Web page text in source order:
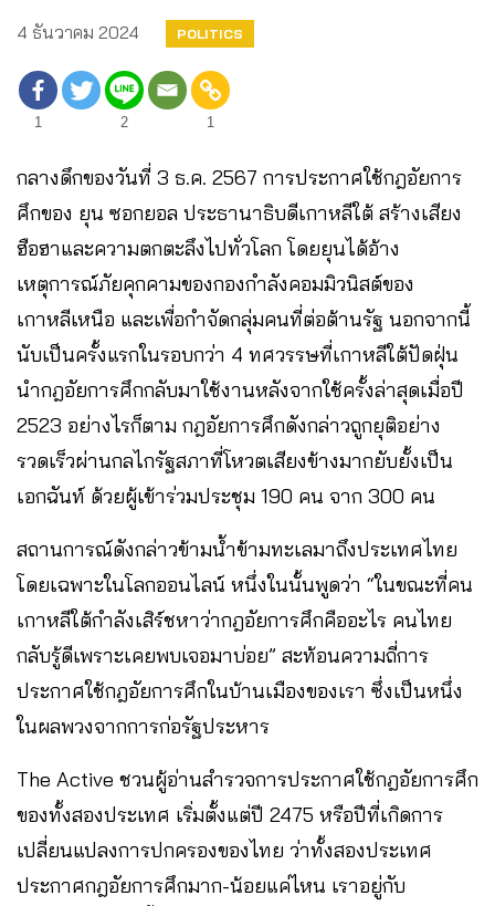
4 ธันวาคม 2024 POLITICS
1 2 1
กลางดึกของวันที่ 3 ธ.ค. 2567 การประกาศใช้กฎอัยการ
ศึกของ ยุน ซอกยอล ประธานาธิบดีเกาหลีใต้ สร้างเสียง
ฮือฮาและความตกตะลึงไปทั่วโลก โดยยุนได้อ้าง
เหตุการณ์ภัยคุกคามของกองกำลังคอมมิวนิสต์ของ
เกาหลีเหนือ และเพื่อกำจัดกลุ่มคนที่ต่อต้านรัฐ นอกจากนี้
นับเป็นครั้งแรกในรอบกว่า 4 ทศวรรษที่เกาหลีใต้ปัดฝุ่น
นำกฎอัยการศึกกลับมาใช้งานหลังจากใช้ครั้งล่าสุดเมื่อปี
2523 อย่างไรก็ตาม กฎอัยการศึกดังกล่าวถูกยุติอย่าง
รวดเร็วผ่านกลไกรัฐสภาที่โหวตเสียงข้างมากยับยั้งเป็น
เอกฉันท์ ด้วยผู้เข้าร่วมประชุม 190 คน จาก 300 คน
สถานการณ์ดังกล่าวข้ามน้ำข้ามทะเลมาถึงประเทศไทย
โดยเฉพาะในโลกออนไลน์ หนึ่งในนั้นพูดว่า “ในขณะที่คน
เกาหลีใต้กำลังเสิร์ชหาว่ากฎอัยการศึกคืออะไร คนไทย
กลับรู้ดีเพราะเคยพบเจอมาบ่อย” สะท้อนความถี่การ
ประกาศใช้กฎอัยการศึกในบ้านเมืองของเรา ซึ่งเป็นหนึ่ง
ในผลพวงจากการก่อรัฐประหาร
The Active ชวนผู้อ่านสำรวจการประกาศใช้กฎอัยการศึก
ของทั้งสองประเทศ เริ่มตั้งแต่ปี 2475 หรือปีที่เกิดการ
เปลี่ยนแปลงการปกครองของไทย ว่าทั้งสองประเทศ
ประกาศกฎอัยการศึกมาก-น้อยแค่ไหน เราอยู่กับ